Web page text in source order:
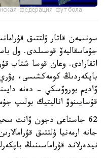
федерация футбола
سونىمەن قاتار ۇلتتىق
جۇماسقاليەۆ قوسىلدى. ول
اتقارادى. وعان قوسا شتاب
باپكەردىڭ كومەكشىسى،
ۆاديم بوروۆسكي - دەنە
قۇسايىنوۆ اناليتيك بولىپ
62 جاستاعى دجون ۆانت
جانە ارمەنيا ۇلتتىق
نيدەرلاند قۇراماسىنىڭ